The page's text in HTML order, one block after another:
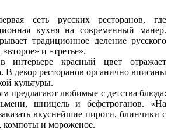
сеть русских ресторанов, где
кухня на современный манер.
традиционное деление русского
и «третье».
красный цвет отражает
В декор ресторанов органично вписаны
культуры.
предлагают любимые с детства блюда:
шницель и бефстроганов. «На
вкуснейшие пироги, блинчики с
компоты и мороженое.